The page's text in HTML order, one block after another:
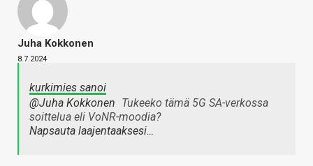
Juha Kokkonen
8.7.2024
kurkimies sanoi
@Juha Kokkonen Tukeeko tämä 5G SA-verkossa
soittelua eli VoNR-moodia?
Napsauta laajentaaksesi…